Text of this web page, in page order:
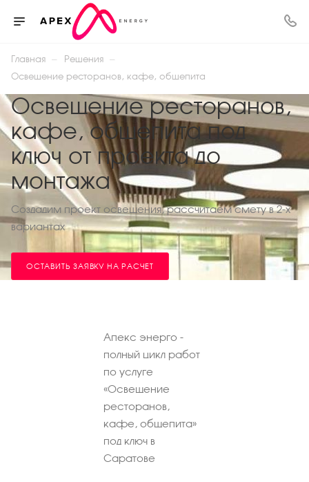
Главная — Решения —
Освещение ресторанов, кафе, общепита
Освещение ресторанов,
кафе, общепита под
ключ от проекта до
монтажа
Создадим проект освещения, рассчитаем смету в 2-х
вариантах
ОСТАВИТЬ ЗАЯВКУ НА РАСЧЕТ
Апекс энерго -
полный цикл работ
по услуге
«Освещение
ресторанов,
кафе, общепита»
под ключ в
Саратове